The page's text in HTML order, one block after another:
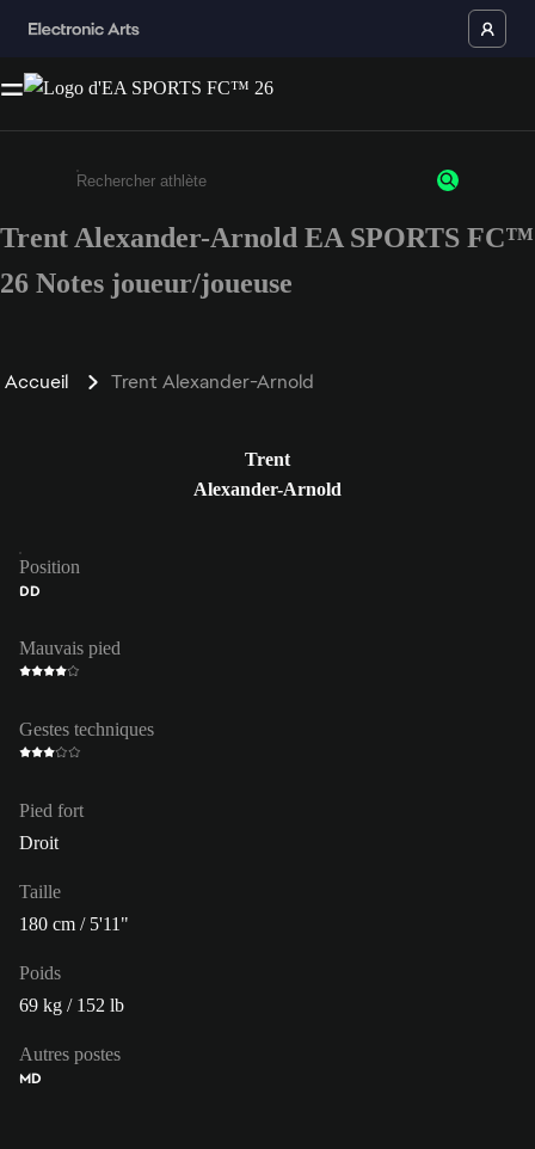
Saisissez au moins 3 caractères ou chiffres.
Trent Alexander-Arnold EA SPORTS FC™
26 Notes joueur/joueuse
Accueil Trent Alexander-Arnold
Trent
Alexander-Arnold
Position
DD
Mauvais pied
Gestes techniques
Pied fort
Droit
Taille
180 cm / 5'11"
Poids
69 kg / 152 lb
Autres postes
MD